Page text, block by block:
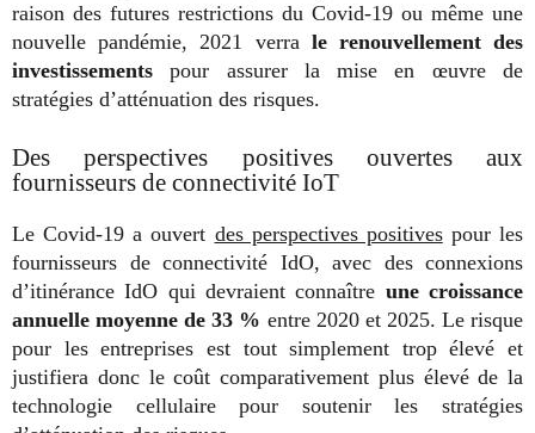
raison des futures restrictions du Covid-19 ou même une
nouvelle pandémie, 2021 verra le renouvellement des
investissements pour assurer la mise en œuvre de
stratégies d’atténuation des risques.
Des perspectives positives ouvertes aux
fournisseurs de connectivité IoT
Le Covid-19 a ouvert des perspectives positivespour les
fournisseurs de connectivité IdO, avec des connexions
d’itinérance IdO qui devraient connaître une croissance
annuelle moyenne de 33 % entre 2020 et 2025. Le risque
pour les entreprises est tout simplement trop élevé et
justifiera donc le coût comparativement plus élevé de la
technologie cellulaire pour soutenir les stratégies